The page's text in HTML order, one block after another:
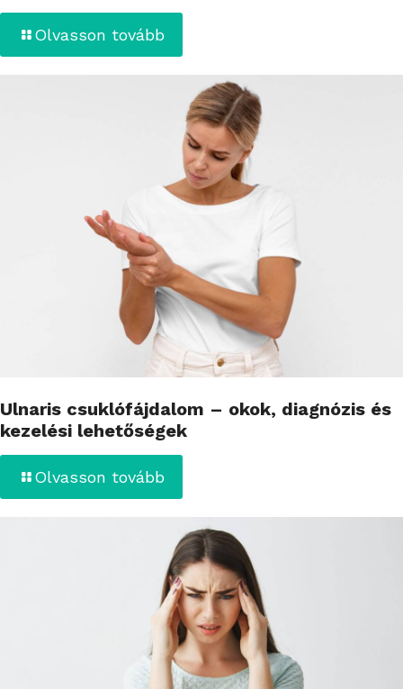
Olvasson tovább
Ulnaris csuklófájdalom – okok, diagnózis és
kezelési lehetőségek
Olvasson tovább